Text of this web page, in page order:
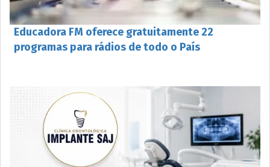
Educadora FM oferece gratuitamente 22
programas para rádios de todo o País